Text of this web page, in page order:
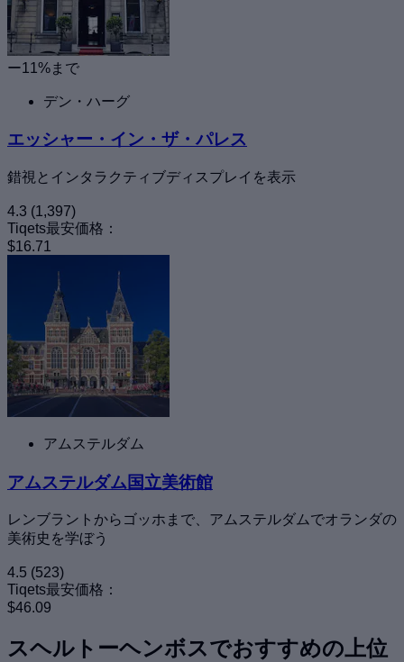
ー11%まで
デン・ハーグ
エッシャー・イン・ザ・パレス
錯視とインタラクティブディスプレイを表示
4.3 (1,397)
Tiqets最安価格：
$16.71
アムステルダム
アムステルダム国立美術館
レンブラントからゴッホまで、アムステルダムでオランダの
美術史を学ぼう
4.5 (523)
Tiqets最安価格：
$46.09
スヘルトーヘンボスでおすすめの上位